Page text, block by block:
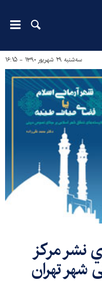
سه‌شنبه ۲۹ شهریور ۱۳۹۰ - ۱۶:۱۵
نشر مركز
شهر تهران